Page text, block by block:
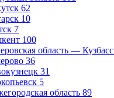
62
10
7
100
область — Кузбасс
36
31
5
область 89